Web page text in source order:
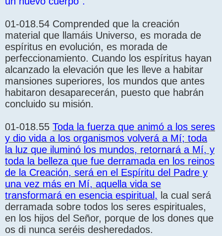
01-018.54 Comprended que la creación
material que llamáis Universo, es morada de
espíritus en evolución, es morada de
perfeccionamiento. Cuando los espíritus hayan
alcanzado la elevación que les lleve a habitar
mansiones superiores, los mundos que antes
habitaron desaparecerán, puesto que habrán
concluido su misión.
01-018.55 Toda la fuerza que animó a los seres
y dio vida a los organismos volverá a Mí; toda
la luz que iluminó los mundos, retornará a Mí, y
toda la belleza que fue derramada en los reinos
de la Creación, será en el Espíritu del Padre y
una vez más en Mí, aquella vida se
transformará en esencia espiritual, la cual será
derramada sobre todos los seres espirituales,
en los hijos del Señor, porque de los dones que
os di nunca seréis desheredados.